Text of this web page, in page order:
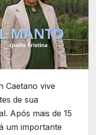
Caetano vive
de sua
Após mais de 15
um importante